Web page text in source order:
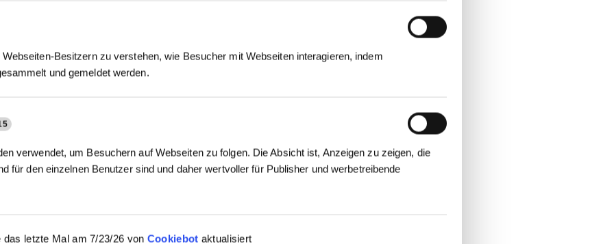
Besitzern zu verstehen, wie Besucher mit Webseiten interagieren, indem
und gemeldet werden.
verwendet, um Besuchern auf Webseiten zu folgen. Die Absicht ist, Anzeigen zu zeigen, die
für den einzelnen Benutzer sind und daher wertvoller für Publisher und werbetreibende
letzte Mal am 7/23/26 von Cookiebot aktualisiert